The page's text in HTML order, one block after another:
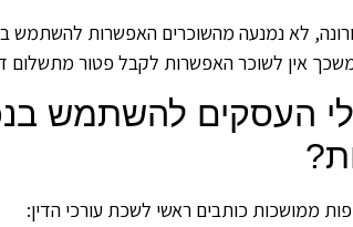
לא נמנעה מהשוכרים האפשרות להשתמש
משכך אין לשוכר האפשרות לקבל פטור מתשלום
העסקים להשתמש
ממושכות כותבים ראשי לשכת עורכי הדין: